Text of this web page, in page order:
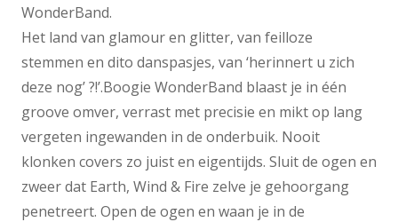
WonderBand.
Het land van glamour en glitter, van feilloze
stemmen en dito danspasjes, van ‘herinnert u zich
deze nog’ ?!’.Boogie WonderBand blaast je in één
groove omver, verrast met precisie en mikt op lang
vergeten ingewanden in de onderbuik. Nooit
klonken covers zo juist en eigentijds. Sluit de ogen en
zweer dat Earth, Wind & Fire zelve je gehoorgang
penetreert. Open de ogen en waan je in de